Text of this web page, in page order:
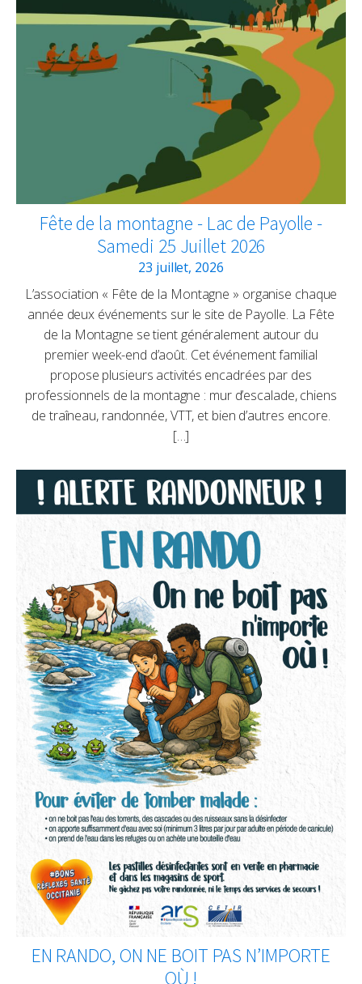
Fête de la montagne - Lac de Payolle -
Samedi 25 Juillet 2026
23 juillet, 2026
L’association « Fête de la Montagne » organise chaque
année deux événements sur le site de Payolle. La Fête
de la Montagne se tient généralement autour du
premier week-end d’août. Cet événement familial
propose plusieurs activités encadrées par des
professionnels de la montagne : mur d’escalade, chiens
de traîneau, randonnée, VTT, et bien d’autres encore.
[…]
EN RANDO, ON NE BOIT PAS N’IMPORTE
OÙ !